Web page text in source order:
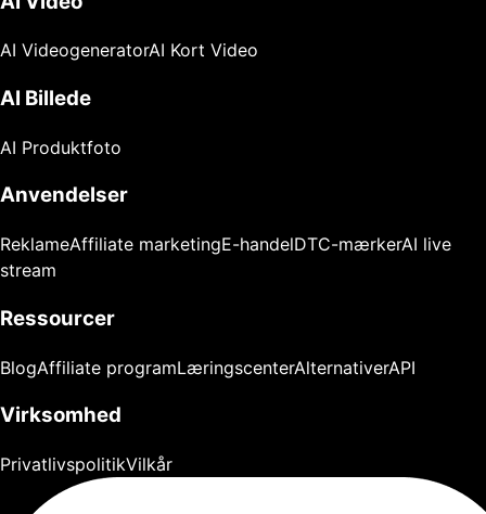
AI VideogeneratorAI Kort Video
AI Billede
AI Produktfoto
Anvendelser
ReklameAffiliate marketingE-handelDTC-mærkerAI live
stream
Ressourcer
BlogAffiliate programLæringscenterAlternativerAPI
Virksomhed
PrivatlivspolitikVilkår